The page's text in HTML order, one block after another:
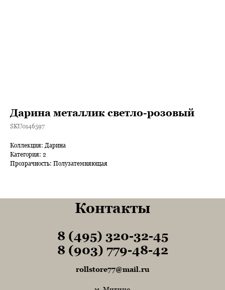
Дарина металлик светло-розовый
SKU0146597
Коллекция: Дарина
Категория: 2
Прозрачность: Полузатемняющая
Контакты
rollstore77@mail.ru
8 (495) 320-32-45
8 (903) 779-48-42
Tel1
Tel1